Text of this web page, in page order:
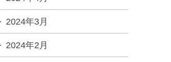
2024年3月
2024年2月